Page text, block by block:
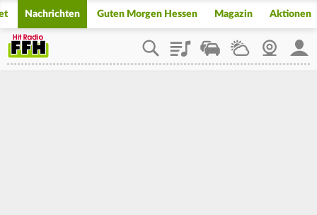
Nachrichten Guten Morgen Hessen Magazin Aktionen
PlaylistStaupilotWetterWebcam